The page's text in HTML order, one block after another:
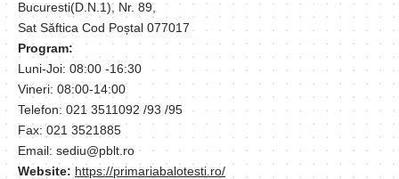
Bucuresti(D.N.1), Nr. 89,
Sat Săftica Cod Poștal 077017
Program:
Luni-Joi: 08:00 -16:30
Vineri: 08:00-14:00
Telefon: 021 3511092 /93 /95
Fax: 021 3521885
Email: sediu@pblt.ro
Website: https://primariabalotesti.ro/